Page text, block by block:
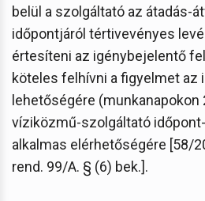
belül a szolgáltató az átadás-
időpontjáról tértivevényes
értesíteni az igénybejelentő
köteles felhívni a figyelmet az
lehetőségére (munkanapokon
víziközmű-szolgáltató
alkalmas elérhetőségére [58/
rend. 99/A. § (6) bek.].